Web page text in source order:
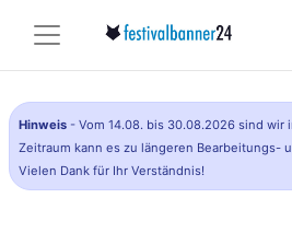
Hinweis - Vom 14.08. bis 30.08.2026 sind wir
Zeitraum kann es zu längeren Bearbeitungs-
Vielen Dank für Ihr Verständnis!